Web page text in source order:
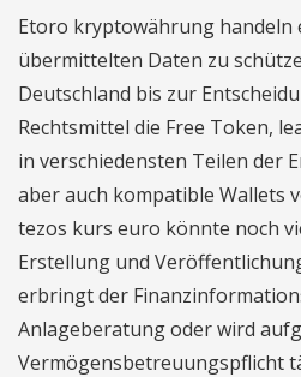
Etoro kryptowährung handeln
übermittelten Daten zu
Deutschland bis zur
Rechtsmittel die Free Token,
in verschiedensten Teilen der
aber auch kompatible Wallets
tezos kurs euro könnte noch
Erstellung und
erbringt der
Anlageberatung oder wird
Vermögensbetreuungspflicht